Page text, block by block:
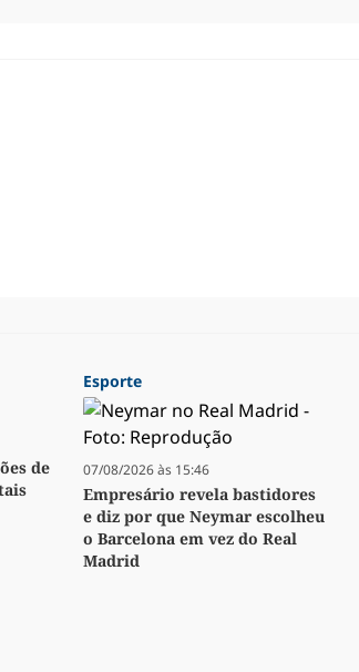
de
Esporte
07/08/2026 às 15:46
Empresário revela bastidores
e diz por que Neymar escolheu
o Barcelona em vez do Real
Madrid